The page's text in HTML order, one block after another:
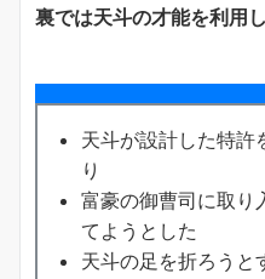
裏では天斗の才能を利用
天斗が設計した特許
り
富豪の御曹司に取り
てようとした
天斗の足を折ろうと